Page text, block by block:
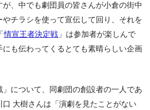
が、中でも劇団員の皆さんが小倉の街中
やチラシを使って宣伝して回り、それを
情宣王者決定戦 」は参加者が楽しんで
にも伝わってくるとても素晴らしい企画
」について、同劇団の創設者の一人であ
口 大樹さんは「演劇を見たことがない